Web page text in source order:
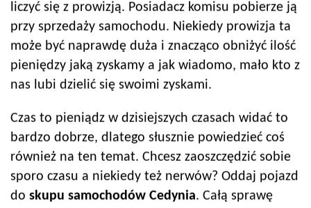
liczyć się z prowizją. Posiadacz komisu pobierze ją
przy sprzedaży samochodu. Niekiedy prowizja ta
może być naprawdę duża i znacząco obniżyć ilość
pieniędzy jaką zyskamy a jak wiadomo, mało kto z
nas lubi dzielić się swoimi zyskami.
Czas to pieniądz w dzisiejszych czasach widać to
bardzo dobrze, dlatego słusznie powiedzieć coś
również na ten temat. Chcesz zaoszczędzić sobie
sporo czasu a niekiedy też nerwów? Oddaj pojazd
do skupu samochodów Cedynia. Całą sprawę